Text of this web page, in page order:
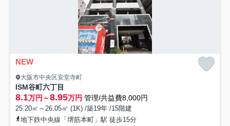
NEW
大阪市中央区安堂寺町
ISM谷町六丁目
8.1万円～8.95万円 管理/共益費8,000円
25.20㎡～26.05㎡ (1K) /築19年 /15階建
地下鉄中央線「堺筋本町」駅 徒歩15分